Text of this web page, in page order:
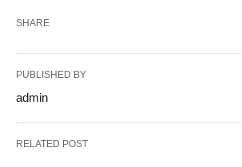
SHARE
PUBLISHED BY
admin
RELATED POST